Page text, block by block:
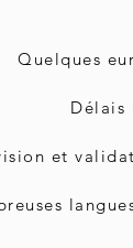
Quelques
Délais
et